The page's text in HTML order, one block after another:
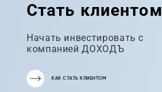
Стать клиентом
Начать инвестировать с
компанией ДОХОДЪ
КАК СТАТЬ КЛИЕНТОМ